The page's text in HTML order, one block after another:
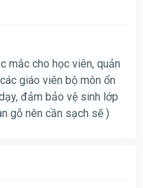
mắc cho học viên, quản
giáo viên bộ môn ổn
đảm bảo vệ sinh lớp
gỗ nên cần sạch sẽ )